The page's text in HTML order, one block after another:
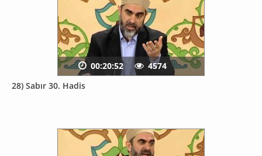
28) Sabır 30. Hadis
00:20:52 4574